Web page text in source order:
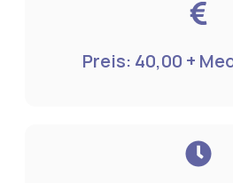
Preis: 40,00 +